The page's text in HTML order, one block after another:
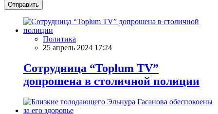
Отправить
Политика
25 апрель 2024 17:24
Сотрудница “Toplum TV”
допрошена в столичной полиции